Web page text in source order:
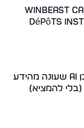
WinBeast
dépôts
RAG לעסקים — סוכן AI שעונה מהידע
להמציא)